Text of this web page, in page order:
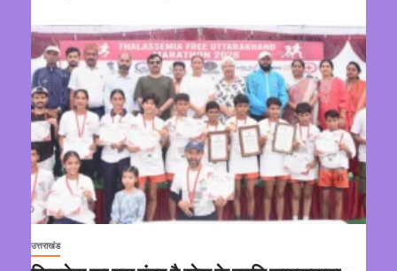
उत्तराखंड